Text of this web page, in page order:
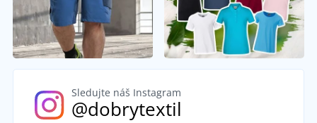
Sledujte náš Instagram
@dobrytextil